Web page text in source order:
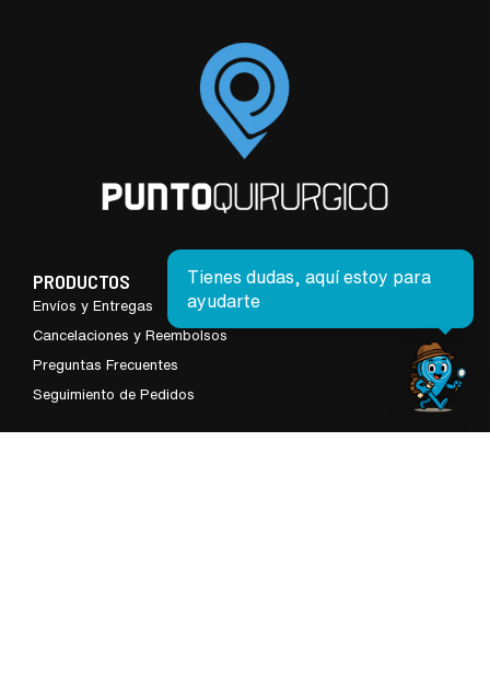
PRODUCTOS
Envíos y Entregas
Cancelaciones y Reembolsos
Preguntas Frecuentes
Seguimiento de Pedidos
Tienes dudas, aquí estoy para
ayudarte